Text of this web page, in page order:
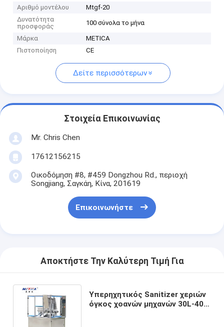
Αριθμό μοντέλου
Mtgf-20
Δυνατότητα
προσφοράς
100 σύνολα το μήνα
Μάρκα
METICA
Πιστοποίηση
CE
Δείτε περισσότερων
Στοιχεία Επικοινωνίας
Mr. Chris Chen
17612156215
Οικοδόμηση #8, #459 Dongzhou Rd., περιοχή
Songjiang, Σαγκάη, Κίνα, 201619
Επικοινωνήστε
Αποκτήστε Την Καλύτερη Τιμή Για
Υπερηχητικός Sanitizer χεριών
όγκος χοανών μηχανών 30L-40L